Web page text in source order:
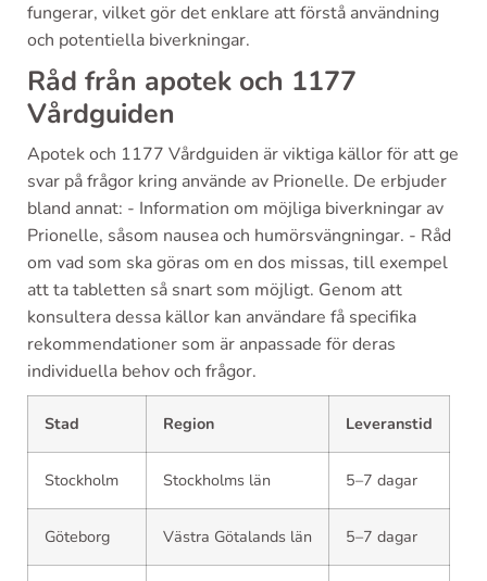
fungerar, vilket gör det enklare att förstå användning
och potentiella biverkningar.
Råd från apotek och 1177
Vårdguiden
Apotek och 1177 Vårdguiden är viktiga källor för att ge
svar på frågor kring använde av Prionelle. De erbjuder
bland annat: - Information om möjliga biverkningar av
Prionelle, såsom nausea och humörsvängningar. - Råd
om vad som ska göras om en dos missas, till exempel
att ta tabletten så snart som möjligt. Genom att
konsultera dessa källor kan användare få specifika
rekommendationer som är anpassade för deras
individuella behov och frågor.
Stad Region Leveranstid
Stockholm Stockholms län 5–7 dagar
Göteborg Västra Götalands län 5–7 dagar